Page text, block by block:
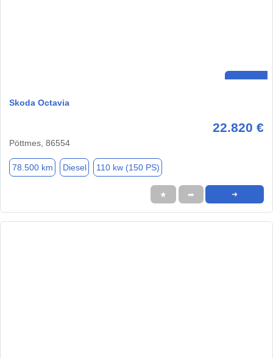
Skoda Octavia
22.820 €
Pöttmes, 86554
78.500 km Diesel 110 kw (150 PS)
★ ➦ ➜